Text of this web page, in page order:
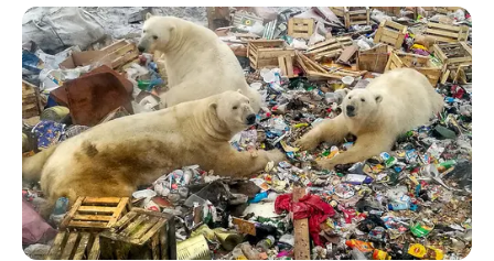
TAGS
ΠΟΤΕ